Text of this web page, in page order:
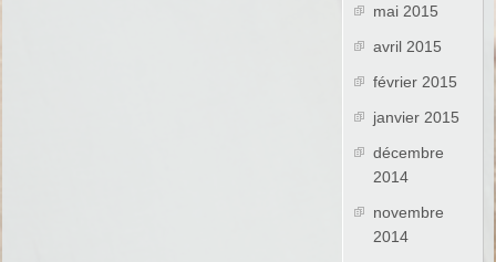
mai 2015
avril 2015
février 2015
janvier 2015
décembre
2014
novembre
2014